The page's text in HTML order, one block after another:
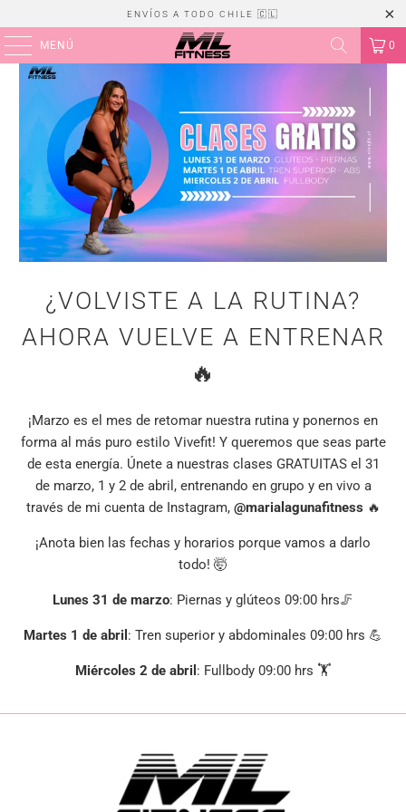
ENVÍOS A TODO CHILE 🇨🇱
MENÚ 0
¿VOLVISTE A LA RUTINA?
AHORA VUELVE A ENTRENAR
🔥
¡Marzo es el mes de retomar nuestra rutina y ponernos en
forma al más puro estilo Vivefit! Y queremos que seas parte
de esta energía. Únete a nuestras clases GRATUITAS el 31
de marzo, 1 y 2 de abril, entrenando en grupo y en vivo a
través de mi cuenta de Instagram, @marialagunafitness 🔥
¡Anota bien las fechas y horarios porque vamos a darlo
todo! 🤯
Lunes 31 de marzo: Piernas y glúteos 09:00 hrs🦵
Martes 1 de abril : Tren superior y abdominales 09:00 hrs 💪
Miércoles 2 de abril : Fullbody 09:00 hrs 🏋️